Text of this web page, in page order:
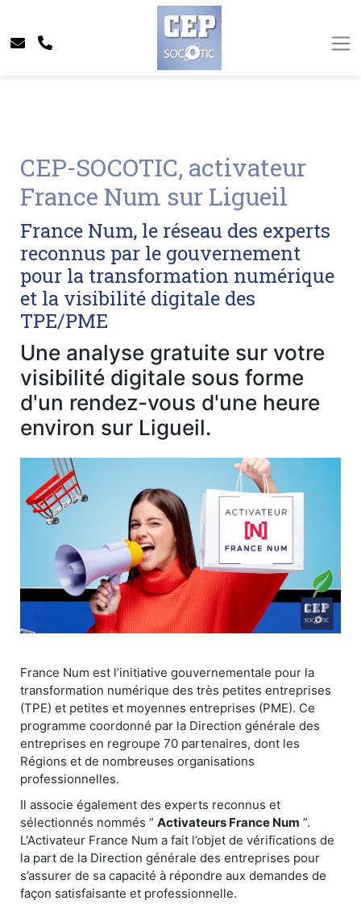
CEP-SOCOTIC, activateur
France Num sur Ligueil
France Num, le réseau des experts
reconnus par le gouvernement
pour la transformation numérique
et la visibilité digitale des
TPE/PME
Une analyse gratuite sur votre
visibilité digitale sous forme
d'un rendez-vous d'une heure
environ sur Ligueil.
France Num est l’initiative gouvernementale pour la
transformation numérique des très petites entreprises
(TPE) et petites et moyennes entreprises (PME). Ce
programme coordonné par la Direction générale des
entreprises en regroupe 70 partenaires, dont les
Régions et de nombreuses organisations
professionnelles.
Il associe également des experts reconnus et
sélectionnés nommés “ Activateurs France Num ”.
L'Activateur France Num a fait l’objet de vérifications de
la part de la Direction générale des entreprises pour
s’assurer de sa capacité à répondre aux demandes de
façon satisfaisante et professionnelle.